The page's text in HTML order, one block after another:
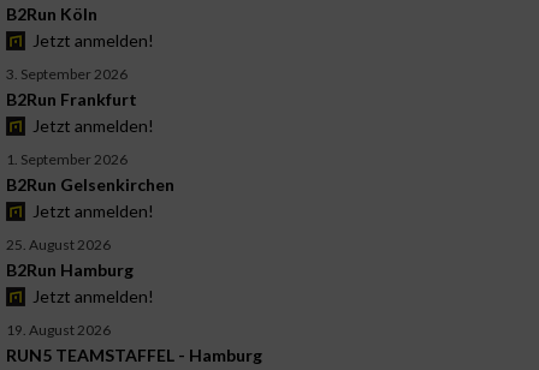
B2Run Köln
Jetzt anmelden!
3. September 2026
B2Run Frankfurt
Jetzt anmelden!
1. September 2026
B2Run Gelsenkirchen
Jetzt anmelden!
25. August 2026
B2Run Hamburg
Jetzt anmelden!
19. August 2026
RUN5 TEAMSTAFFEL - Hamburg